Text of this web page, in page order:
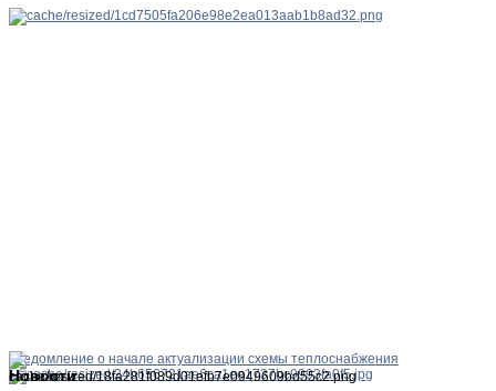
Уведомление о начале актуализации схемы теплоснабжения
Новости